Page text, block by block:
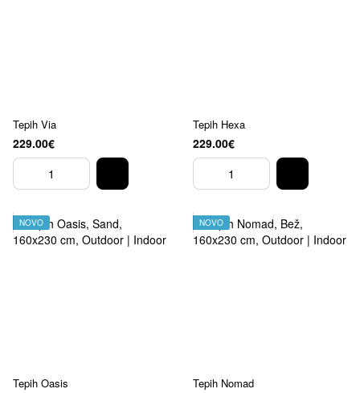
Tepih Via
229.00€
Tepih Hexa
229.00€
NOVO
Tepih Oasis
NOVO
Tepih Nomad